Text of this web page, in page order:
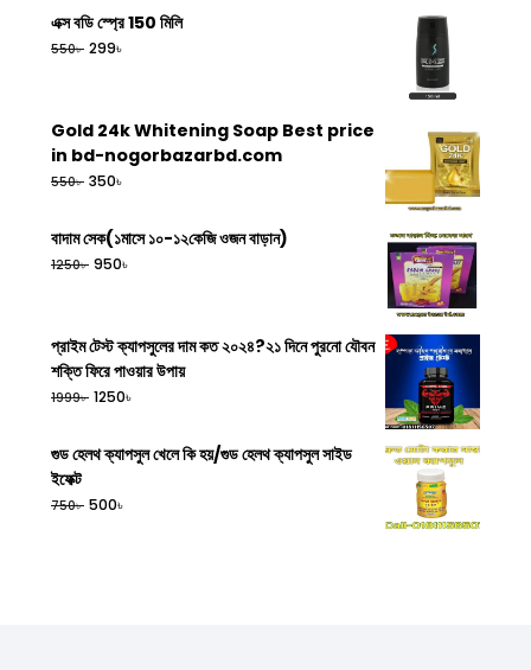
এক্স বডি স্প্রে 150 মিলি
550৳ 299৳
Gold 24k Whitening Soap Best price
in bd-nogorbazarbd.com
550৳ 350৳
বাদাম সেক(১মাসে ১০-১২কেজি ওজন বাড়ান)
1250৳ 950৳
প্রাইম টেস্ট ক্যাপসুলের দাম কত ২০২৪?২১ দিনে পুরনো যৌবন
শক্তি ফিরে পাওয়ার উপায়
1999৳ 1250৳
গুড হেলথ ক্যাপসুল খেলে কি হয়/গুড হেলথ ক্যাপসুল সাইড
ইফেক্ট
750৳ 500৳